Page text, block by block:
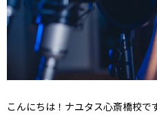
こんにちは！ナユタス心斎橋校で